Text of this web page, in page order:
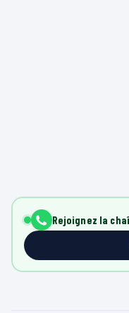
Rejoignez la